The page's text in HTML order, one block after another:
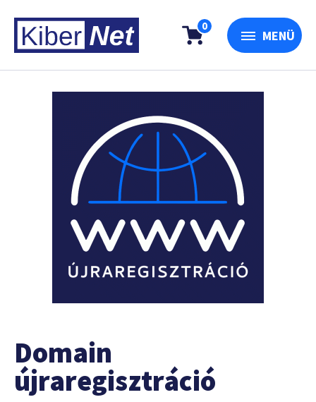
0
MENÜ
Domain
újraregisztráció